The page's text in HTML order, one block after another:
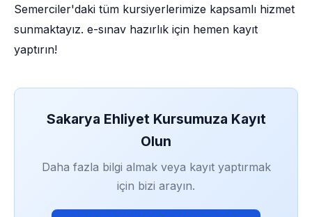
Semerciler'daki tüm kursiyerlerimize kapsamlı hizmet
sunmaktayız. e-sınav hazırlık için hemen kayıt
yaptırın!
Sakarya Ehliyet Kursumuza Kayıt
Olun
Daha fazla bilgi almak veya kayıt yaptırmak
için bizi arayın.